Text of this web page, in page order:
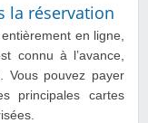
la réservation
en ligne,
connu à l’avance,
Vous pouvez payer
principales cartes